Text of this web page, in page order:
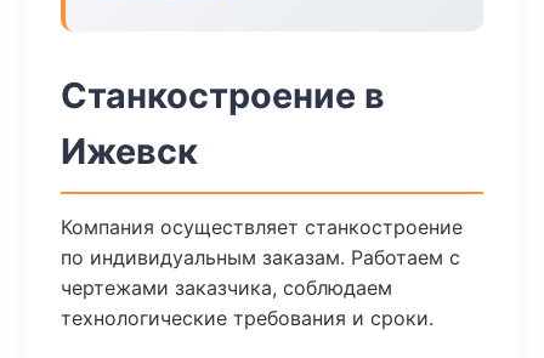
Станкостроение в
Ижевск
Компания осуществляет станкостроение
по индивидуальным заказам. Работаем с
чертежами заказчика, соблюдаем
технологические требования и сроки.